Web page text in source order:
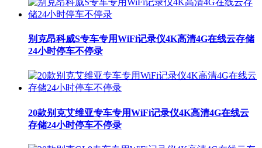
别克昂科威S专车专用WiFi记录仪4K高清4G在线云存储
24小时停车不停录
20款别克艾维亚专车专用WiFi记录仪4K高清4G在线云
存储24小时停车不停录